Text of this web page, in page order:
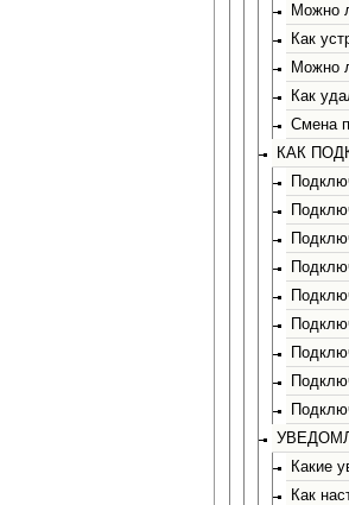
Можно
Как
Можно
Как
Смена
КАК
Какие
Как